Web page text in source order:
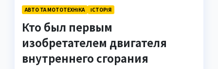
АВТО ТА МОТОТЕХНІКА ІСТОРІЯ
Кто был первым
изобретателем двигателя
внутреннего сгорания